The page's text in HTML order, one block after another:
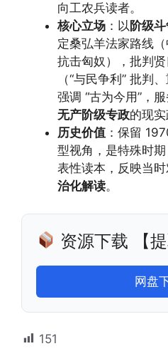
向工农兵读者。
核心立场 ：以 阶级
定桑弘羊法家路线（
抗击匈奴），批判
（“与民争利” 批判
强调 “古为今用”，
无产阶级专政的现实
历史价值 ：保留
型视角，是特殊时期
表性读本，反映当
治化解读。
资源下载 【
网盘
151